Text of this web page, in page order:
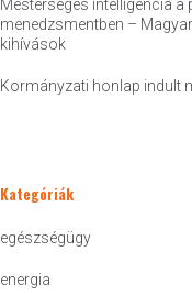
Mesterséges intelligencia a
menedzsmentben –
kihívások
Kormányzati honlap indult
Kategóriák
egészségügy
energia